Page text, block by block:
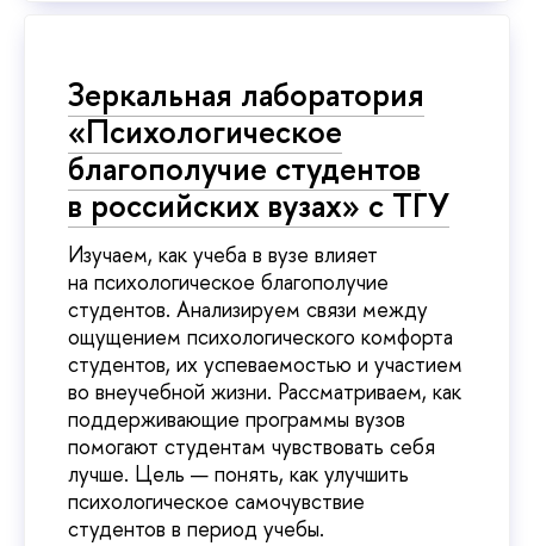
Зеркальная лаборатория
«Психологическое
благополучие студентов
в российских вузах» с ТГУ
Изучаем, как учеба в вузе влияет
на психологическое благополучие
студентов. Анализируем связи между
ощущением психологического комфорта
студентов, их успеваемостью и участием
во внеучебной жизни. Рассматриваем, как
поддерживающие программы вузов
помогают студентам чувствовать себя
лучше. Цель — понять, как улучшить
психологическое самочувствие
студентов в период учебы.